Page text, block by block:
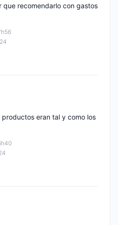
que recomendarlo con gastos
eran tal y como los